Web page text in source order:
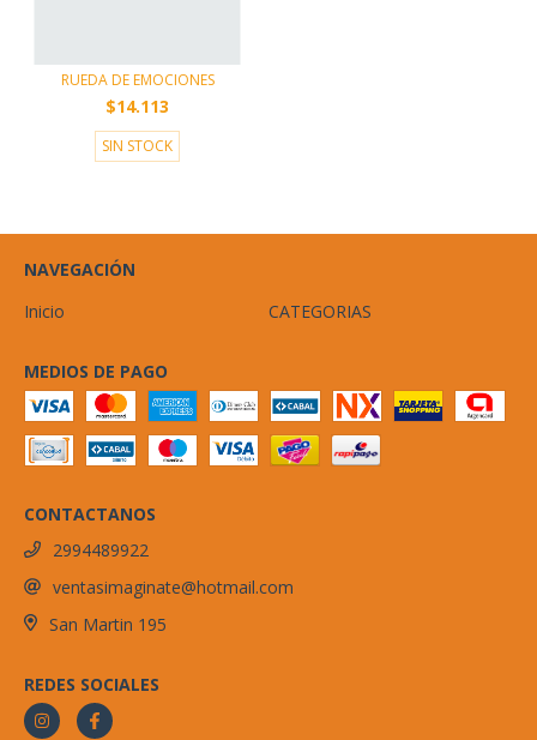
RUEDA DE EMOCIONES
$14.113
SIN STOCK
NAVEGACIÓN
Inicio
CATEGORIAS
MEDIOS DE PAGO
CONTACTANOS
2994489922
ventasimaginate@hotmail.com
San Martin 195
REDES SOCIALES